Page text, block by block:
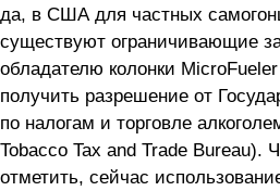
да, в США для частных
существуют ограничивающие
обладателю колонки
получить разрешение от
по налогам и торговле
Tobacco Tax and Trade Bureau).
отметить, сейчас